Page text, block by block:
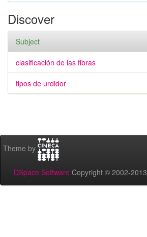
Discover
Subject
clasificación de las fibras
tipos de urdidor
Theme by
DSpace Software Copyright © 2002-2013